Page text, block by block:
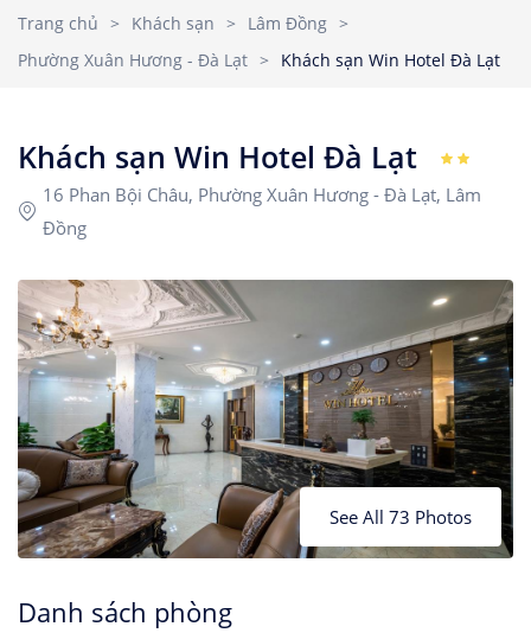
Căn hộ dịch vụ
3 4 5 6
9
10 11 12 13 14
15
23
24 25 26 27 28
29
30
31
Rooms 1
Trang chủ > Khách sạn > Lâm Đồng >
Phường Xuân Hương - Đà Lạt > Khách sạn Win Hotel Đà Lạt
Khách sạn Win Hotel Đà Lạt
16 Phan Bội Châu, Phường Xuân Hương - Đà Lạt, Lâm
Đồng
See All 73 Photos
Danh sách phòng